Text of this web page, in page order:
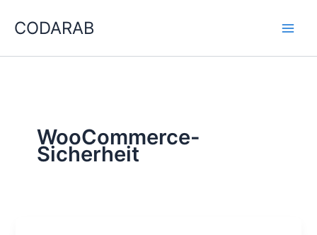
InhaltCODARAB
WooCommerce-
Sicherheit